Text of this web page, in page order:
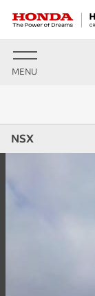
MENU
NSX